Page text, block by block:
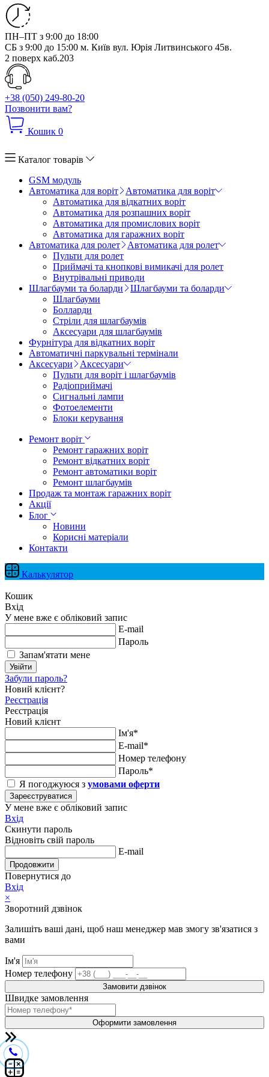
ПН–ПТ з 9:00 до 18:00
СБ з 9:00 до 15:00 м. Київ вул. Юрія Литвинського 45в.
2 поверх каб.203
+38 (050) 249-80-20
Позвонити вам?
Кошик 0
Каталог товарів
GSM модуль
Автоматика для воріт
Автоматика для воріт
Автоматика для відкатних воріт
Автоматика для розпашних воріт
Автоматика для промислових воріт
Автоматика для гаражних воріт
Автоматика для ролет
Автоматика для ролет
Пульти для ролет
Приймачі та кнопкові вимикачі для ролет
Внутрівальні приводи
Шлагбауми та боларди
Шлагбауми та боларди
Шлагбауми
Болларди
Стріли для шлагбаумів
Аксесуари для шлагбаумів
Фурнітура для відкатних воріт
Автоматичні паркувальні термінали
Аксесуари
Аксесуари
Пульти для воріт і шлагбаумів
Радіоприймачі
Сигнальні лампи
Фотоелементи
Блоки керування
Ремонт воріт
Ремонт гаражних воріт
Ремонт відкатних воріт
Ремонт автоматики воріт
Ремонт шлагбаумів
Продаж та монтаж гаражних воріт
Акції
Блог
Новини
Корисні матеріали
Контакти
Калькулятор
Кошик
Вхід
У мене вже є обліковий запис
E-mail
Пароль
Запам'ятати мене
Увійти
Забули пароль?
Новий клієнт?
Реєстрація
Реєстрація
Новий клієнт
Ім'я*
E-mail*
Номер телефону
Пароль*
Я погоджуюся з умовами оферти
Зареєструватися
У мене вже є обліковий запис
Вхід
Скинути пароль
Відновіть свій пароль
E-mail
Продовжити
Повернутися до
Вхід
×
Зворотний дзвінок
Залишіть ваші дані, щоб наш менеджер мав змогу зв'язатися з
вами
Ім'я
Номер телефону
Замовити дзвінок
Швидке замовлення
Оформити замовлення